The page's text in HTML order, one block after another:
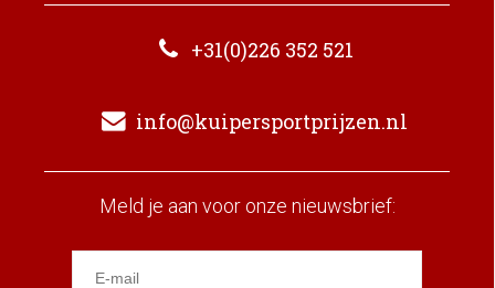
+31(0)226 352 521
info@kuipersportprijzen.nl
Meld je aan voor onze nieuwsbrief: